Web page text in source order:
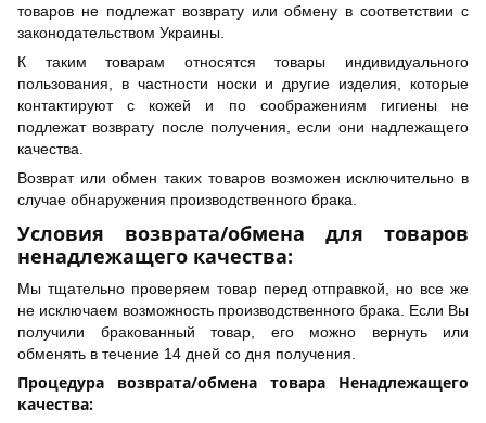
товаров не подлежат возврату или обмену в соответствии с
законодательством Украины.
К таким товарам относятся товары индивидуального
пользования, в частности носки и другие изделия, которые
контактируют с кожей и по соображениям гигиены не
подлежат возврату после получения, если они надлежащего
качества.
Возврат или обмен таких товаров возможен исключительно в
случае обнаружения производственного брака.
Условия возврата/обмена для товаров
ненадлежащего качества:
Мы тщательно проверяем товар перед отправкой, но все же
не исключаем возможность производственного брака. Если Вы
получили бракованный товар, его можно вернуть или
обменять в течение 14 дней со дня получения.
Процедура возврата/обмена товара Ненадлежащего
качества: